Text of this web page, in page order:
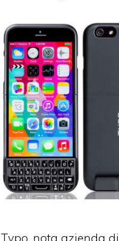
Typo, nota azienda di